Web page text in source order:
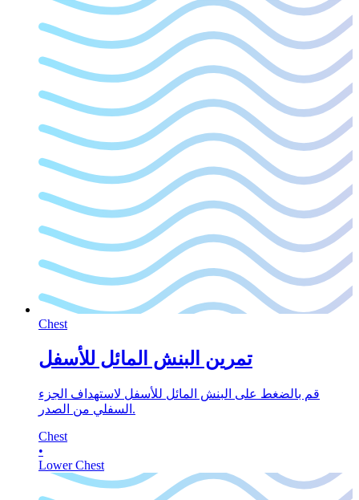
Chest
تمرين البنش المائل للأسفل
قم بالضغط على البنش المائل للأسفل لاستهداف الجزء
السفلي من الصدر.
Chest
•
Lower Chest